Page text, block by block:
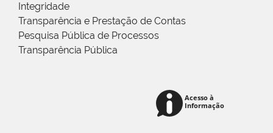
Integridade
Transparência e Prestação de Contas
Pesquisa Pública de Processos
Transparência Pública